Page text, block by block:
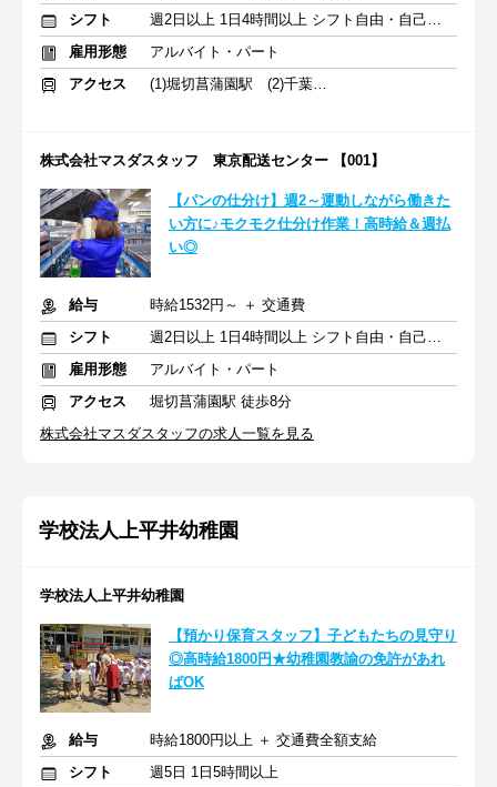
シフト
週2日以上 1日4時間以上 シフト自由・自己申告
雇用形態
アルバイト・パート
アクセス
(1)堀切菖蒲園駅 (2)千葉ニュータウン中央駅
株式会社マスダスタッフ 東京配送センター 【001】
【パンの仕分け】週2～運動しながら働きた
い方に♪モクモク仕分け作業！高時給＆週払
い◎
給与
時給1532円～ ＋ 交通費
シフト
週2日以上 1日4時間以上 シフト自由・自己申告
雇用形態
アルバイト・パート
アクセス
堀切菖蒲園駅 徒歩8分
株式会社マスダスタッフの求人一覧を見る
学校法人上平井幼稚園
学校法人上平井幼稚園
【預かり保育スタッフ】子どもたちの見守り
◎高時給1800円★幼稚園教諭の免許があれ
ばOK
給与
時給1800円以上 ＋ 交通費全額支給
シフト
週5日 1日5時間以上